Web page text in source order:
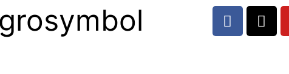
grosymbol